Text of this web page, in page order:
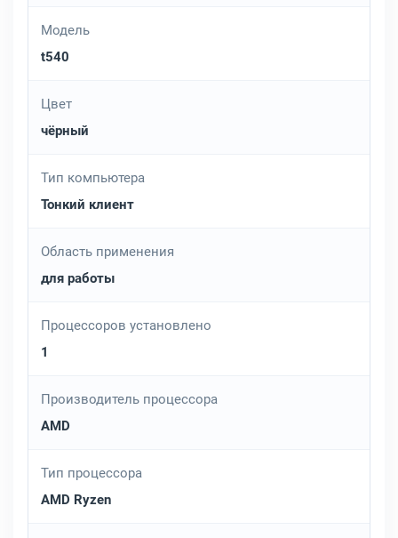
Модель
t540
Цвет
чёрный
Тип компьютера
Тонкий клиент
Область применения
для работы
Процессоров установлено
1
Производитель процессора
AMD
Тип процессора
AMD Ryzen